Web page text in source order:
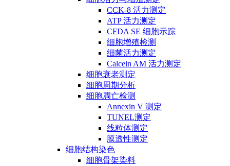
CCK-8 活力测定
ATP 活力测定
CFDA SE 细胞示踪
细胞增殖检测
细菌活力测定
Calcein AM 活力测定
细胞衰老测定
细胞周期分析
细胞凋亡检测
Annexin V 测定
TUNEL测定
线粒体测定
膜透性测定
细胞结构染色
细胞骨架染料